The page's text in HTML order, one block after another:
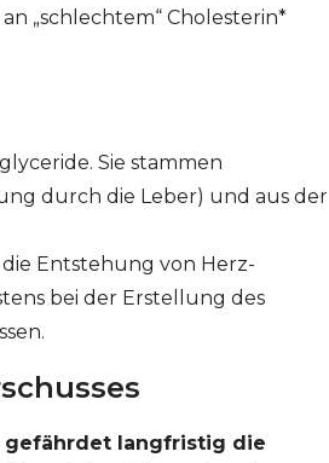
„schlechtem“ Cholesterin*
Sie stammen
durch die Leber) und aus der
Entstehung von Herz-
bei der Erstellung des
gefährdet langfristig die